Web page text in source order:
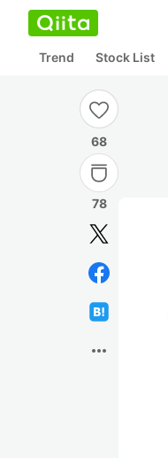
Trend Stock List
68
78
more_horiz